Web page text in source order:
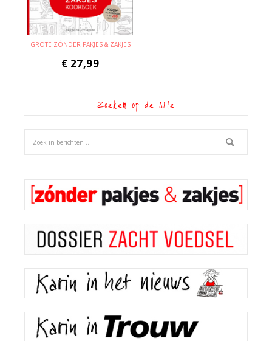
GROTE ZÓNDER PAKJES & ZAKJES
€ 27,99
Zoeken op de site